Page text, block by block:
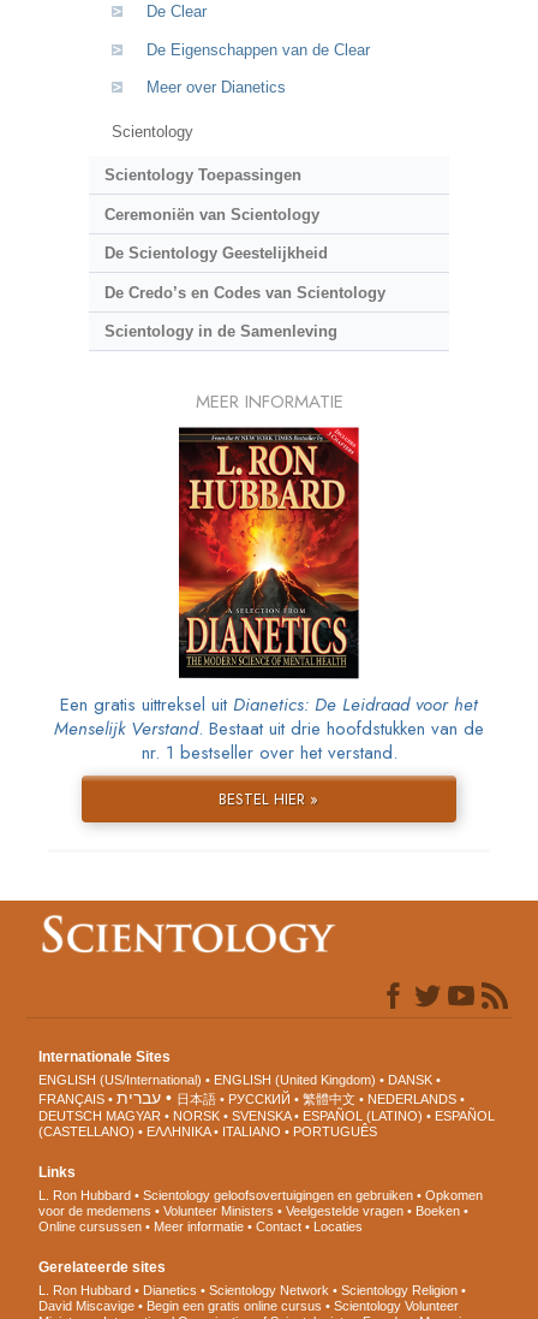
De Clear
De Eigenschappen van de Clear
Meer over Dianetics
Scientology
Scientology Toepassingen
Ceremoniën van Scientology
De Scientology Geestelijkheid
De Credo’s en Codes van Scientology
Scientology in de Samenleving
MEER INFORMATIE
Een gratis uittreksel uitDianetics: De Leidraad voor het
Menselijk Verstand. Bestaat uit drie hoofdstukken van de
nr. 1 bestseller over het verstand.
BESTEL HIER »
Internationale Sites
ENGLISH (US/International) ENGLISH (United Kingdom)
DANSK
FRANÇAIS
עברית 日本語 РУССКИЙ 繁體中文
NEDERLANDS
DEUTSCH MAGYAR NORSK SVENSKA ESPAÑOL (LATINO)
ESPAÑOL
(CASTELLANO)
ΕΛΛΗΝΙΚA ITALIANO PORTUGUÊS
Links
L. Ron Hubbard Scientology geloofsovertuigingen en gebruiken
Opkomen
voor de medemens
Volunteer Ministers Veelgestelde vragen
Boeken
Online cursussen
Meer informatie Contact Locaties
Gerelateerde sites
L. Ron Hubbard Dianetics Scientology Network
Scientology Religion
David Miscavige
Begin een gratis online cursus
Scientology Volunteer